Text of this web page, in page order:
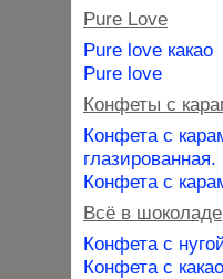
Pure Love
Pure love какао
Pure love
Конфеты с
Конфета с
глазированная.
Конфета с
Всё в шоколаде
Конфета с
Конфета с